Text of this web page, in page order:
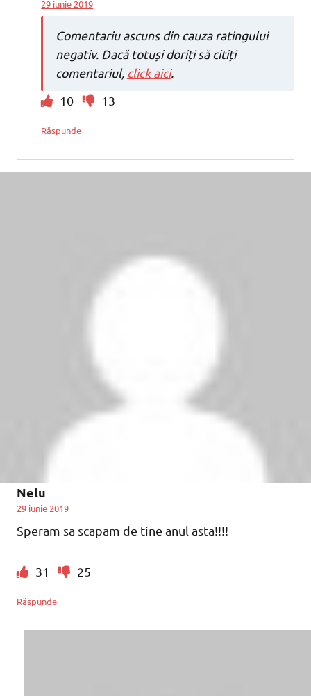
29 iunie 2019
Comentariu ascuns din cauza ratingului
negativ. Dacă totuși doriți să citiți
comentariul, click aici.
10
13
Răspunde
Nelu
29 iunie 2019
Speram sa scapam de tine anul asta!!!!
31 25
Răspunde